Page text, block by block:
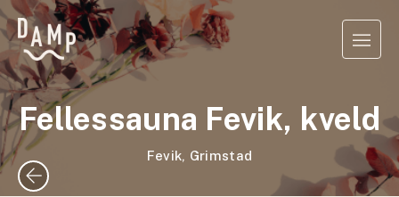
Fellessauna Fevik, kveld
Fevik, Grimstad
arrow_back